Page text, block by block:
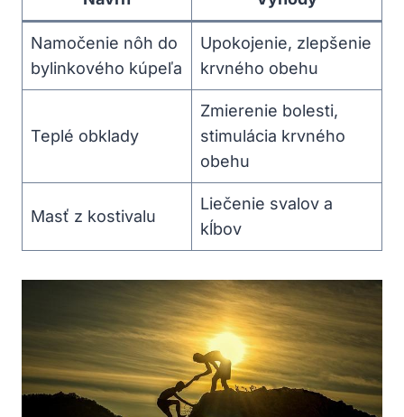
Namočenie nôh do
bylinkového kúpeľa
Upokojenie, zlepšenie
krvného obehu
Teplé obklady
Zmierenie bolesti,
stimulácia krvného
obehu
Masť z kostivalu
Liečenie svalov a
kĺbov